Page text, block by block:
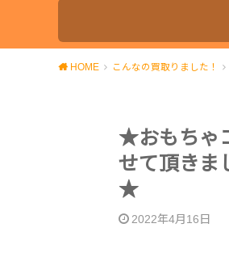
HOME こんなの買取りました！
★おもちゃ
せて頂きま
★
2022年4月16日